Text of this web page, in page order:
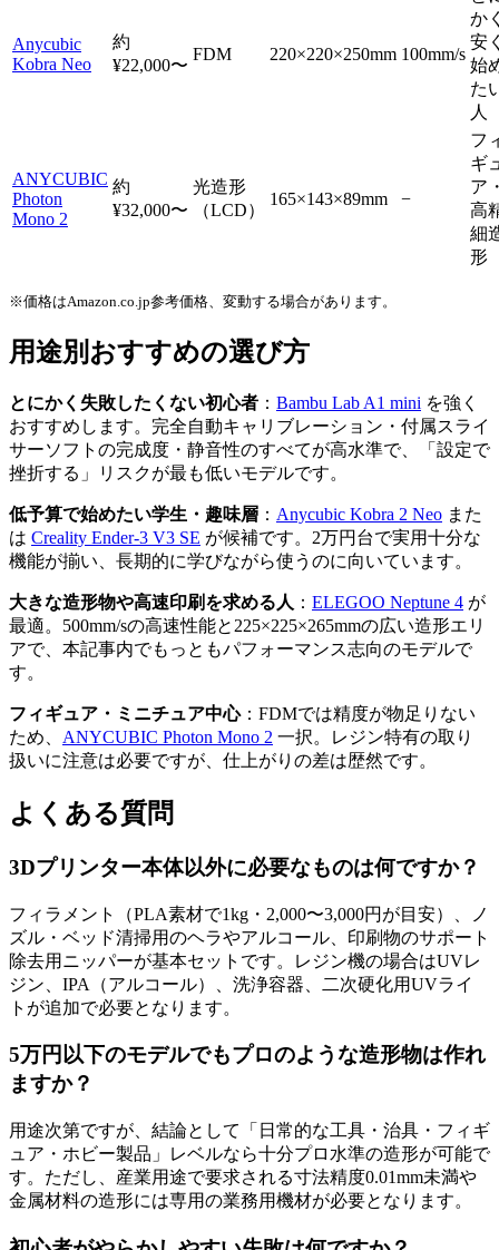
Anycubic
Kobra Neo
約
¥22,000〜
FDM 220×220×250mm 100mm/s
か
安
始
た
人
ANYCUBIC
Photon
Mono 2
約
¥32,000〜
光造形
（LCD）
165×143×89mm −
フ
ギ
ア
高
細
形
※価格はAmazon.co.jp参考価格、変動する場合があります。
用途別おすすめの選び方
とにかく失敗したくない初心者 ： Bambu Lab A1 mini を強く
おすすめします。完全自動キャリブレーション・付属スライ
サーソフトの完成度・静音性のすべてが高水準で、「設定で
挫折する」リスクが最も低いモデルです。
低予算で始めたい学生・趣味層 ： Anycubic Kobra 2 Neo また
は Creality Ender-3 V3 SE が候補です。2万円台で実用十分な
機能が揃い、長期的に学びながら使うのに向いています。
大きな造形物や高速印刷を求める人 ： ELEGOO Neptune 4 が
最適。500mm/sの高速性能と225×225×265mmの広い造形エリ
アで、本記事内でもっともパフォーマンス志向のモデルで
す。
フィギュア・ミニチュア中心：FDMでは精度が物足りない
ため、 ANYCUBIC Photon Mono 2 一択。レジン特有の取り
扱いに注意は必要ですが、仕上がりの差は歴然です。
よくある質問
3Dプリンター本体以外に必要なものは何ですか？
フィラメント（PLA素材で1kg・2,000〜3,000円が目安）、ノ
ズル・ベッド清掃用のヘラやアルコール、印刷物のサポート
除去用ニッパーが基本セットです。レジン機の場合はUVレ
ジン、IPA（アルコール）、洗浄容器、二次硬化用UVライ
トが追加で必要となります。
5万円以下のモデルでもプロのような造形物は作れ
ますか？
用途次第ですが、結論として「日常的な工具・治具・フィギ
ュア・ホビー製品」レベルなら十分プロ水準の造形が可能で
す。ただし、産業用途で要求される寸法精度0.01mm未満や
金属材料の造形には専用の業務用機材が必要となります。